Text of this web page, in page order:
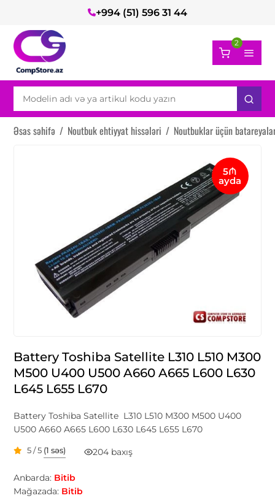
+994 (51) 596 31 44
2
Əsas səhifə / Noutbuk ehtiyyat hissələri / Noutbuklar üçün
5₼
ayda
Battery Toshiba Satellite L310 L510 M300
M500 U400 U500 A660 A665 L600 L630
L645 L655 L670
Battery Toshiba Satellite L310 L510 M300 M500 U400
U500 A660 A665 L600 L630 L645 L655 L670
5 / 5 (1 səs) 204 baxış
Anbarda: Bitib
Mağazada: Bitib